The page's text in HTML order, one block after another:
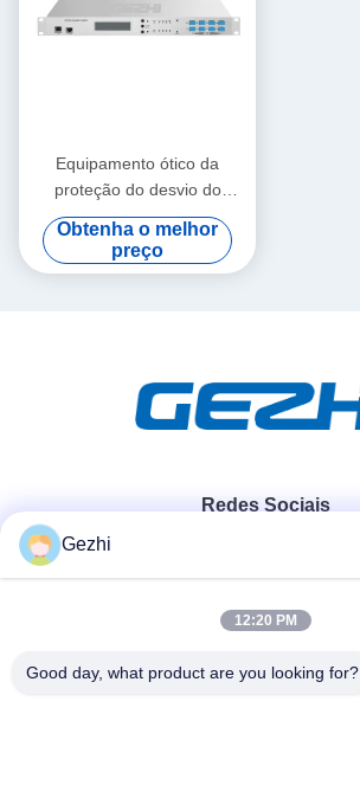
Equipamento ótico da
proteção do desvio do
conector 1550nm OBP do
PC do SC
Obtenha o melhor
preço
Redes Sociais
Contato rápido
Gezhi
12:20 PM
Good day, what product are you looking for?